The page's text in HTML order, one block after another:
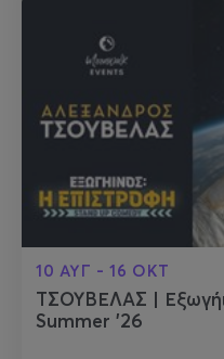
10 ΑΥΓ - 16 ΟΚΤ
ΤΣΟΥΒΕΛΑΣ |
Summer '26